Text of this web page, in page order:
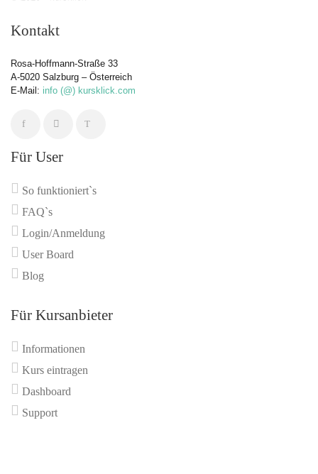
Kontakt
Rosa-Hoffmann-Straße 33
A-5020 Salzburg – Österreich
E-Mail: info (@) kursklick.com
Für User
So funktioniert`s
FAQ`s
Login/Anmeldung
User Board
Blog
Für Kursanbieter
Informationen
Kurs eintragen
Dashboard
Support